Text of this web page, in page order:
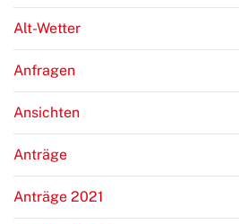
Alt-Wetter
Anfragen
Ansichten
Anträge
Anträge 2021